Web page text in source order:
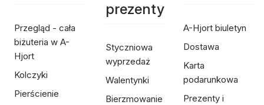
Przegląd - cała
biżuteria w A-
Hjort
Kolczyki
Pierścienie
prezenty
Styczniowa
wyprzedaż
Walentynki
Bierzmowanie
A-Hjort biuletyn
Dostawa
Karta
podarunkowa
Prezenty i